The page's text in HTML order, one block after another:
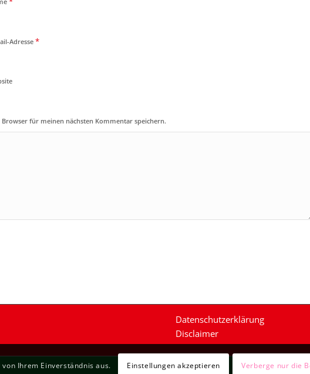
Adresse*
für meinen nächsten Kommentar speichern.
Datenschutzerklärung
Disclaimer
Ihrem Einverständnis aus. Einstellungen akzeptieren Verberge nur die